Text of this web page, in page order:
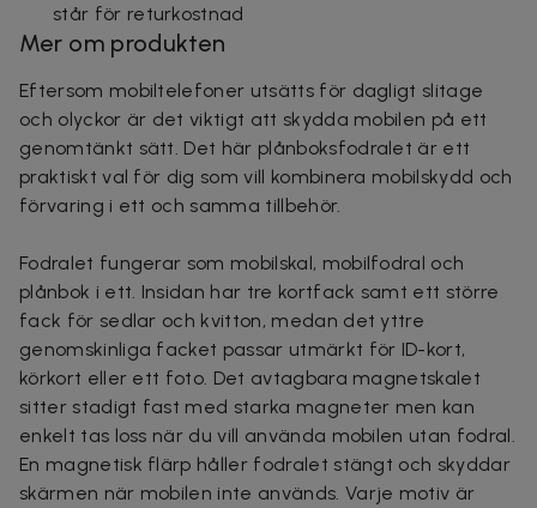
står för returkostnad
Mer om produkten
Eftersom mobiltelefoner utsätts för dagligt slitage
och olyckor är det viktigt att skydda mobilen på ett
genomtänkt sätt. Det här plånboksfodralet är ett
praktiskt val för dig som vill kombinera mobilskydd och
förvaring i ett och samma tillbehör.
Fodralet fungerar som mobilskal, mobilfodral och
plånbok i ett. Insidan har tre kortfack samt ett större
fack för sedlar och kvitton, medan det yttre
genomskinliga facket passar utmärkt för ID-kort,
körkort eller ett foto. Det avtagbara magnetskalet
sitter stadigt fast med starka magneter men kan
enkelt tas loss när du vill använda mobilen utan fodral.
En magnetisk flärp håller fodralet stängt och skyddar
skärmen när mobilen inte används. Varje motiv är